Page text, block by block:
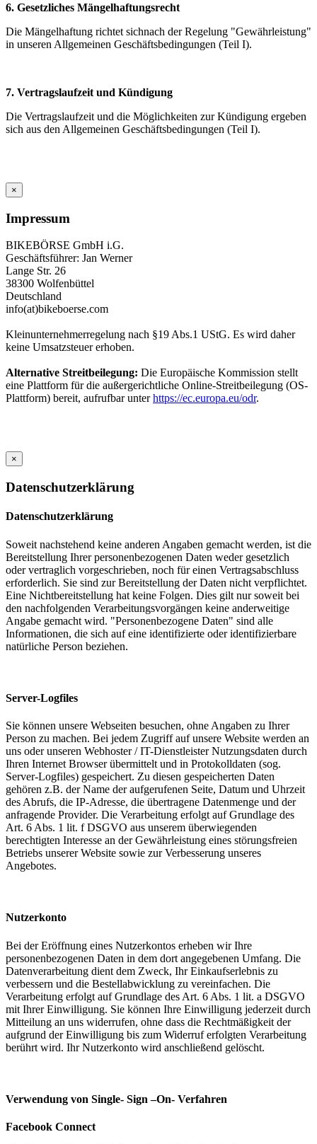
6. Gesetzliches Mängelhaftungsrecht
Die Mängelhaftung richtet sichnach der Regelung "Gewährleistung"
in unseren Allgemeinen Geschäftsbedingungen (Teil I).
7. Vertragslaufzeit und Kündigung
Die Vertragslaufzeit und die Möglichkeiten zur Kündigung ergeben
sich aus den Allgemeinen Geschäftsbedingungen (Teil I).
×
Impressum
BIKEBÖRSE GmbH i.G.
Geschäftsführer: Jan Werner
Lange Str. 26
38300 Wolfenbüttel
Deutschland
info(at)bikeboerse.com
Kleinunternehmerregelung nach §19 Abs.1 UStG. Es wird daher
keine Umsatzsteuer erhoben.
Alternative Streitbeilegung: Die Europäische Kommission stellt
eine Plattform für die außergerichtliche Online-Streitbeilegung (OS-
Plattform) bereit, aufrufbar unterhttps://ec.europa.eu/odr.
×
Datenschutzerklärung
Datenschutzerklärung
Soweit nachstehend keine anderen Angaben gemacht werden, ist die
Bereitstellung Ihrer personenbezogenen Daten weder gesetzlich
oder vertraglich vorgeschrieben, noch für einen Vertragsabschluss
erforderlich. Sie sind zur Bereitstellung der Daten nicht verpflichtet.
Eine Nichtbereitstellung hat keine Folgen. Dies gilt nur soweit bei
den nachfolgenden Verarbeitungsvorgängen keine anderweitige
Angabe gemacht wird. "Personenbezogene Daten" sind alle
Informationen, die sich auf eine identifizierte oder identifizierbare
natürliche Person beziehen.
Server-Logfiles
Sie können unsere Webseiten besuchen, ohne Angaben zu Ihrer
Person zu machen. Bei jedem Zugriff auf unsere Website werden an
uns oder unseren Webhoster / IT-Dienstleister Nutzungsdaten durch
Ihren Internet Browser übermittelt und in Protokolldaten (sog.
Server-Logfiles) gespeichert. Zu diesen gespeicherten Daten
gehören z.B. der Name der aufgerufenen Seite, Datum und Uhrzeit
des Abrufs, die IP-Adresse, die übertragene Datenmenge und der
anfragende Provider. Die Verarbeitung erfolgt auf Grundlage des
Art. 6 Abs. 1 lit. f DSGVO aus unserem überwiegenden
berechtigten Interesse an der Gewährleistung eines störungsfreien
Betriebs unserer Website sowie zur Verbesserung unseres
Angebotes.
Nutzerkonto
Bei der Eröffnung eines Nutzerkontos erheben wir Ihre
personenbezogenen Daten in dem dort angegebenen Umfang. Die
Datenverarbeitung dient dem Zweck, Ihr Einkaufserlebnis zu
verbessern und die Bestellabwicklung zu vereinfachen. Die
Verarbeitung erfolgt auf Grundlage des Art. 6 Abs. 1 lit. a DSGVO
mit Ihrer Einwilligung. Sie können Ihre Einwilligung jederzeit durch
Mitteilung an uns widerrufen, ohne dass die Rechtmäßigkeit der
aufgrund der Einwilligung bis zum Widerruf erfolgten Verarbeitung
berührt wird. Ihr Nutzerkonto wird anschließend gelöscht.
Verwendung von Single- Sign –On- Verfahren
Facebook Connect